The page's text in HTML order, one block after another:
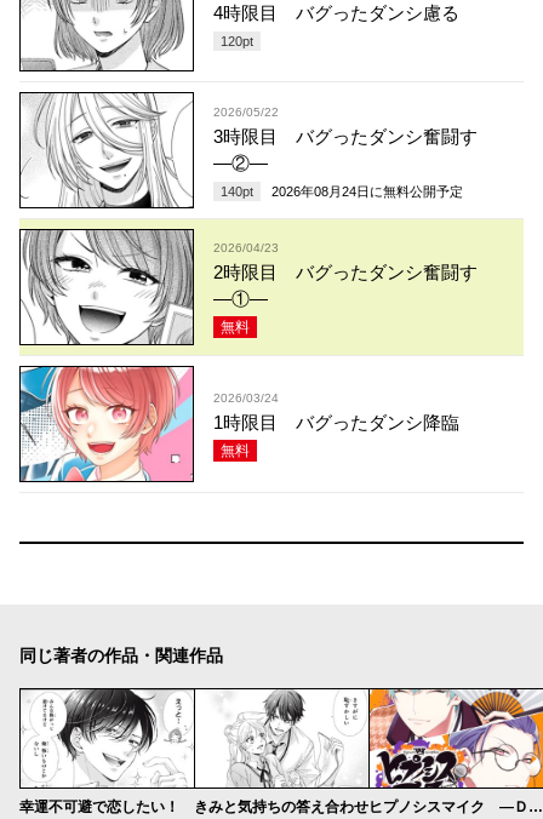
4時限目 バグったダンシ慮る
120pt
2026/05/22
3時限目 バグったダンシ奮闘す
―②―
140pt 2026年08月24日 に無料公開予定
2026/04/23
2時限目 バグったダンシ奮闘す
―①―
無料
2026/03/24
1時限目 バグったダンシ降臨
無料
同じ著者の作品・関連作品
幸運不可避で恋したい！ きみと気持ちの答え合わせ ヒプノシスマイク ―Ｄｉｖｉｓｉｏｎ Ｒａｐ Ｂａｔｔｌｅ― ｓｉｄｅ Ｄ．Ｈ ＆ Ｂ．Ａ．Ｔ